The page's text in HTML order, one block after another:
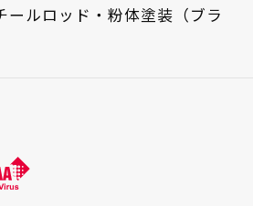
ールロッド・粉体塗装（ブラ